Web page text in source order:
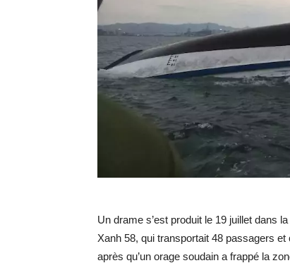
Un drame s’est produit le 19 juillet dans
Xanh 58, qui transportait 48 passagers et
après qu’un orage soudain a frappé la